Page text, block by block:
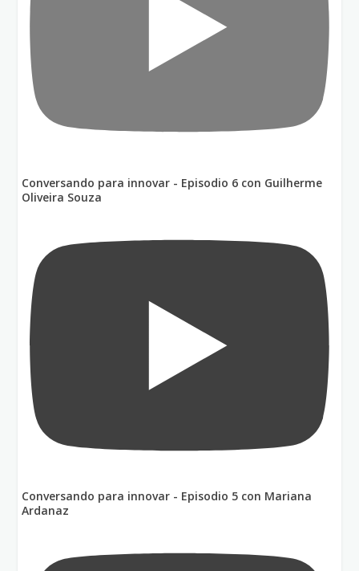
Conversando para innovar - Episodio 6 con Guilherme
Oliveira Souza
Conversando para innovar - Episodio 5 con Mariana
Ardanaz